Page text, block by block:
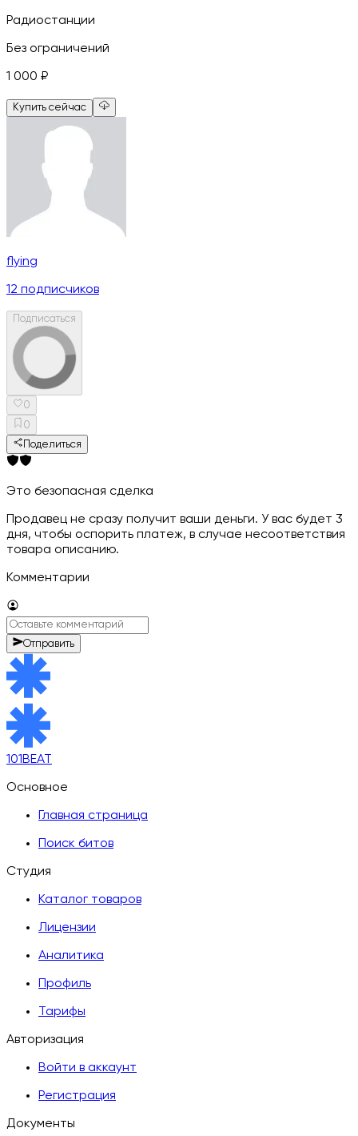
Радиостанции
Без ограничений
1 000 ₽
Купить сейчас
flying
12 подписчиков
Подписаться
0
0
Поделиться
Это безопасная сделка
Продавец не сразу получит ваши деньги. У вас будет 3
дня, чтобы оспорить платеж, в случае несоответствия
товара описанию.
Комментарии
Отправить
101BEAT
Основное
Главная страница
Поиск битов
Студия
Каталог товаров
Лицензии
Аналитика
Профиль
Тарифы
Авторизация
Войти в аккаунт
Регистрация
Документы